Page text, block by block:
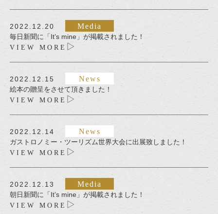
2022.12.20
Media
毎日新聞に「It’s mine」が掲載されました！
VIEW MORE
2022.12.15
News
絵本の贈呈をさせて頂きました！
VIEW MORE
2022.12.14
News
ガストロノミー・ツーリズム世界大会に出展致しました！
VIEW MORE
2022.12.13
Media
朝日新聞に「It’s mine」が掲載されました！
VIEW MORE